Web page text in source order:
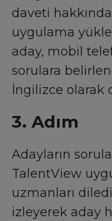
daveti
uygulama
aday, mobil
sorulara
İngilizce olarak
3. Adım
Adayların
TalentView
uzmanları
izleyerek aday